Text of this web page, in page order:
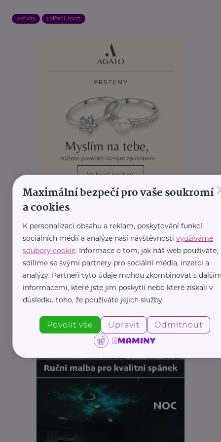
Aktivity Cvičení, sport
REKLAMA
Maximální bezpečí pro vaše soukromí
a cookies
K personalizaci obsahu a reklam, poskytování funkcí
sociálních médií a analýze naší návštěvnostivyužíváme
soubory cookie. Informace o tom, jak náš web používáte,
sdílíme se svými partnery pro sociální média, inzerci a
analýzy. Partneři tyto údaje mohou zkombinovat s
informacemi, které jste jim poskytli nebo které získali v
důsledku toho, že používáte jejich služby.
Povolit vše Upravit Odmítnout